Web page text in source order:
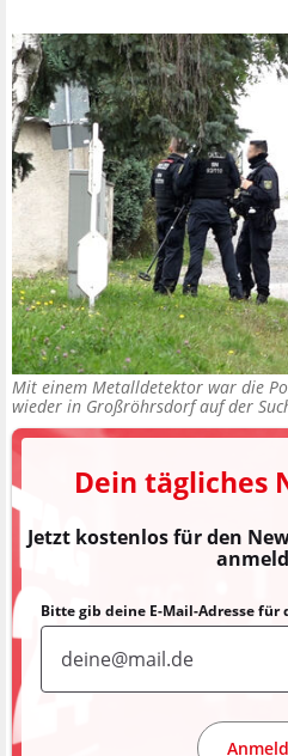
Mit einem Metalldetektor war die
wieder in Großröhrsdorf auf der
Dein tägliches
Jetzt kostenlos für den
Bitte gib deine E-Mail-Adresse für